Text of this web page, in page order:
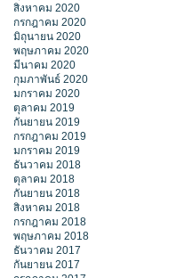
สิงหาคม 2020
กรกฎาคม 2020
มิถุนายน 2020
พฤษภาคม 2020
มีนาคม 2020
กุมภาพันธ์ 2020
มกราคม 2020
ตุลาคม 2019
กันยายน 2019
กรกฎาคม 2019
มกราคม 2019
ธันวาคม 2018
ตุลาคม 2018
กันยายน 2018
สิงหาคม 2018
กรกฎาคม 2018
พฤษภาคม 2018
ธันวาคม 2017
กันยายน 2017